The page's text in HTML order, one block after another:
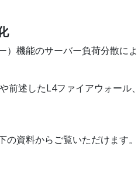
機能のサーバー負荷分散に
前述したL4ファイアウォール
資料からご覧いただけます。